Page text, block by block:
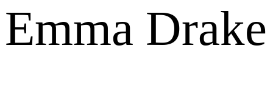
Emma Drake